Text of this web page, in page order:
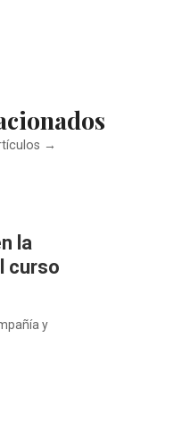
→
la
curso
y